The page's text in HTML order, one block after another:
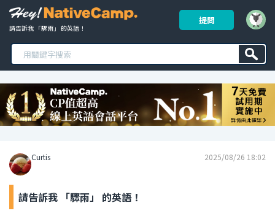
請告訴我 「驟雨」 的英語！
提問
Curtis 2025/08/26 18:02
請告訴我 「驟雨」 的英語！